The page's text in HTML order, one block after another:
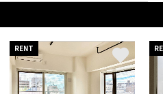
RENT